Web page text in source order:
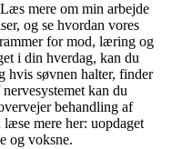
mere om min arbejde
og se hvordan vores
for mod, læring og
i din hverdag, kan du
hvis søvnen halter, finder
kan du
behandling af
mere her: uopdaget
og voksne.